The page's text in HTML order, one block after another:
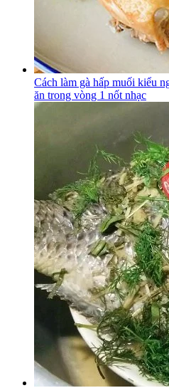
Cách làm gà hấp muối kiểu
ăn trong vòng 1 nốt nhạc